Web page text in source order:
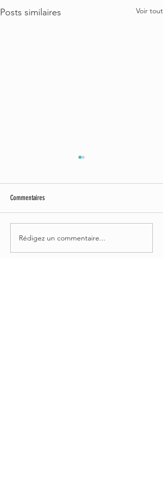
Posts similaires Voir tout
FESTIVALER : LA NOCE 2022
Commentaires
Rédigez un commentaire...